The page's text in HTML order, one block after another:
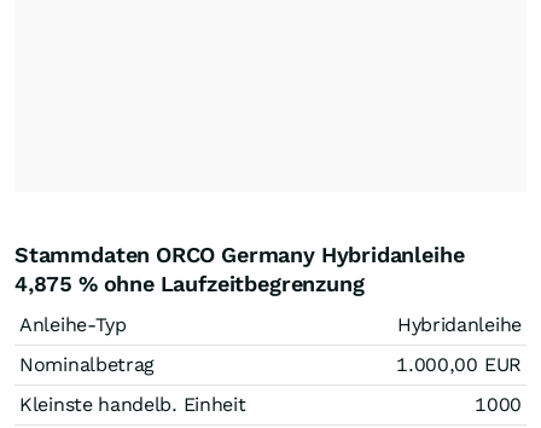
Stammdaten ORCO Germany Hybridanleihe
4,875 % ohne Laufzeitbegrenzung
Anleihe-Typ
Hybridanleihe
Nominalbetrag
1.000,00 EUR
Kleinste handelb. Einheit
1000